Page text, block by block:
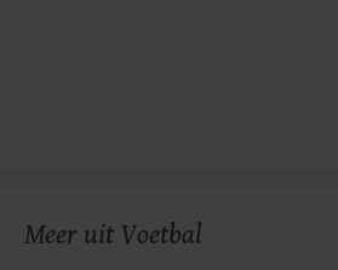
Meer uit Voetbal